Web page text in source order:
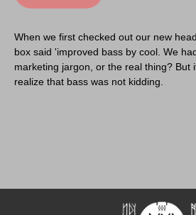
When we first checked out our new
box said 'improved bass by cool. We
marketing jargon, or the real thing? But
realize that bass was not kidding.